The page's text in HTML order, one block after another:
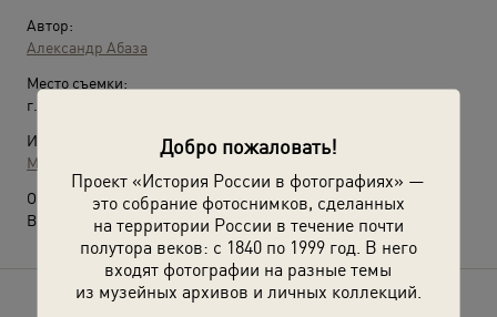
Добро пожаловать!
Проект «История России в фотографиях» —
это собрание фотоснимков, сделанных
на территории России в течение почти
полутора веков: с 1840 по 1999 год. В него
входят фотографии на разные темы
из музейных архивов и личных коллекций.
Автор:
Александр Абаза
Место съемки:
г. Москва
Источники:
МАММ / МДФ
О фотографии:
Выставка«Снова к делам»с этой фотографией.